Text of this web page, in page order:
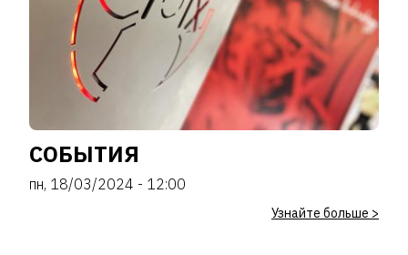
СОБЫТИЯ
пн, 18/03/2024 - 12:00
Узнайте больше >